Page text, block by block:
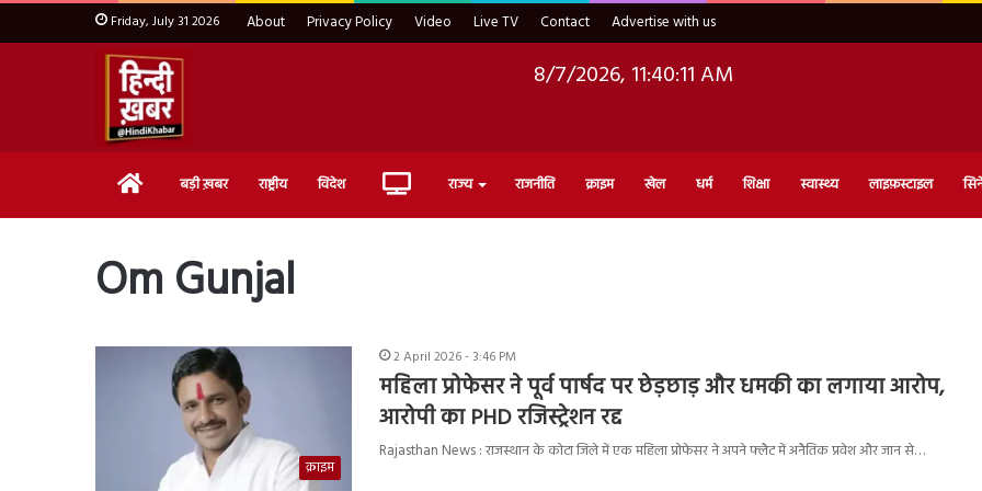
Friday, July 31 2026 About Privacy Policy Video Live TV Contact Advertise with us
8/7/2026, 11:40:12 AM
Home बड़ी ख़बर राष्ट्रीय विदेश Live राज्य राजनीति क्राइम खेल धर्म शिक्षा स्वास्थ्य लाइफ़स्टाइल
Om Gunjal
क्राइम
2 April 2026 - 3:46 PM
महिला प्रोफेसर ने पूर्व पार्षद पर छेड़छाड़ और धमकी का लगाया आरोप,
आरोपी का PHD रजिस्ट्रेशन रद्द
Rajasthan News : राजस्थान के कोटा जिले में एक महिला प्रोफेसर ने अपने फ्लैट में अनैतिक प्रवेश और जान से…